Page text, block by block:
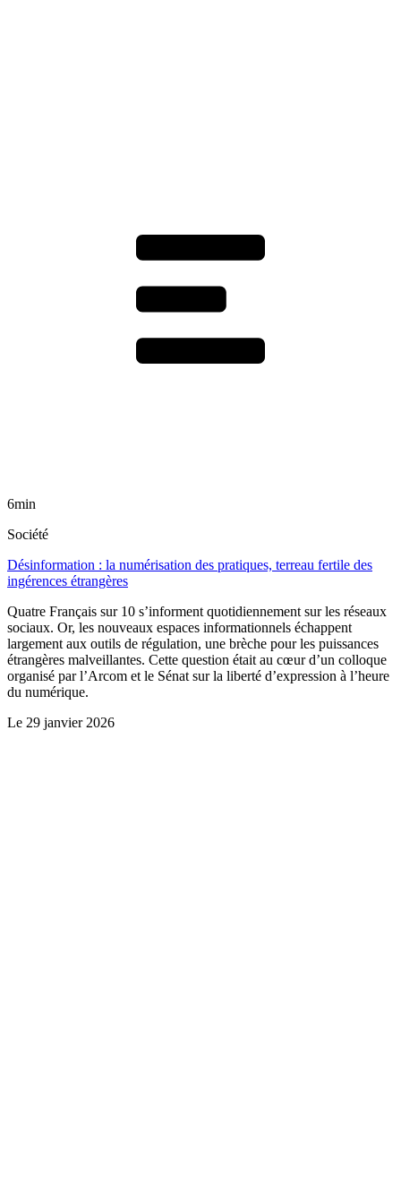
6min
Société
Désinformation : la numérisation des pratiques, terreau fertile des
ingérences étrangères
Quatre Français sur 10 s’informent quotidiennement sur les réseaux
sociaux. Or, les nouveaux espaces informationnels échappent
largement aux outils de régulation, une brèche pour les puissances
étrangères malveillantes. Cette question était au cœur d’un colloque
organisé par l’Arcom et le Sénat sur la liberté d’expression à l’heure
du numérique.
Le 29 janvier 2026